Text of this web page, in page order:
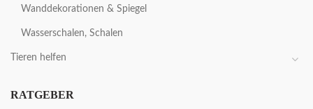
Wanddekorationen & Spiegel
Wasserschalen, Schalen
Tieren helfen
RATGEBER